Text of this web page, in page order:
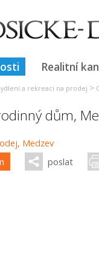
Realitní
a rekreaci na prodej >
dům,
poslat